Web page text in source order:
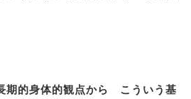
的身体的観点から こういう基